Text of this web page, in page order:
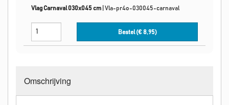
Vlag Carnaval 030x045 cm Vla-pr4o-030045-carnaval
Bestel (€8,95)
Omschrijving